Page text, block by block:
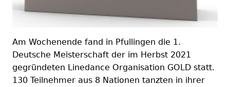
Am Wochenende fand in Pfullingen die 1.
Deutsche Meisterschaft der im Herbst 2021
gegründeten Linedance Organisation GOLD statt.
130 Teilnehmer aus 8 Nationen tanzten in ihrer